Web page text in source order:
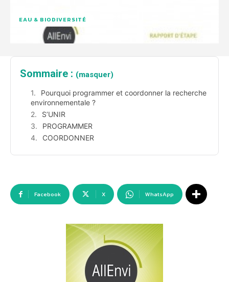
EAU & BIODIVERSITÉ
Sommaire : (masquer)
Pourquoi programmer et coordonner la recherche
environnementale ?
S’UNIR
PROGRAMMER
COORDONNER
Facebook X WhatsApp